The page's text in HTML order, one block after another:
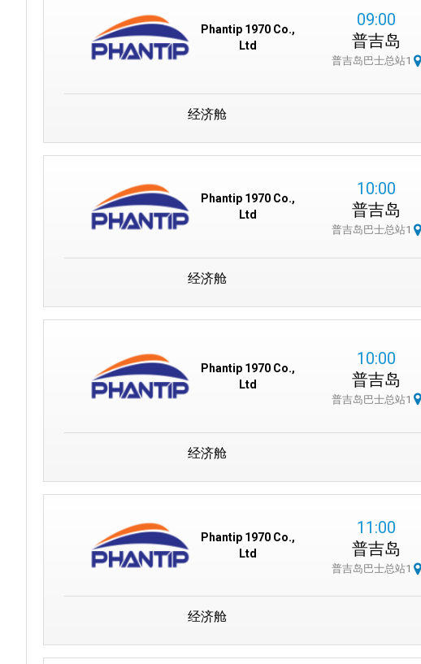
Phantip 1970 Co.,
Ltd
09:00
普吉岛
普吉岛巴士总站1
经济舱
Phantip 1970 Co.,
Ltd
10:00
普吉岛
普吉岛巴士总站1
经济舱
Phantip 1970 Co.,
Ltd
10:00
普吉岛
普吉岛巴士总站1
经济舱
Phantip 1970 Co.,
Ltd
11:00
普吉岛
普吉岛巴士总站1
经济舱